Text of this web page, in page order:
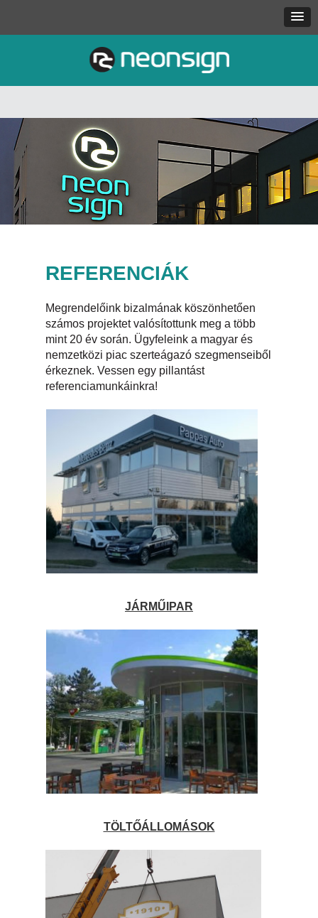
REFERENCIÁK
Megrendelőink bizalmának köszönhetően
számos projektet valósítottunk meg a több
mint 20 év során. Ügyfeleink a magyar és
nemzetközi piac szerteágazó szegmenseiből
érkeznek. Vessen egy pillantást
referenciamunkáinkra!
JÁRMŰIPAR
TÖLTŐÁLLOMÁSOK